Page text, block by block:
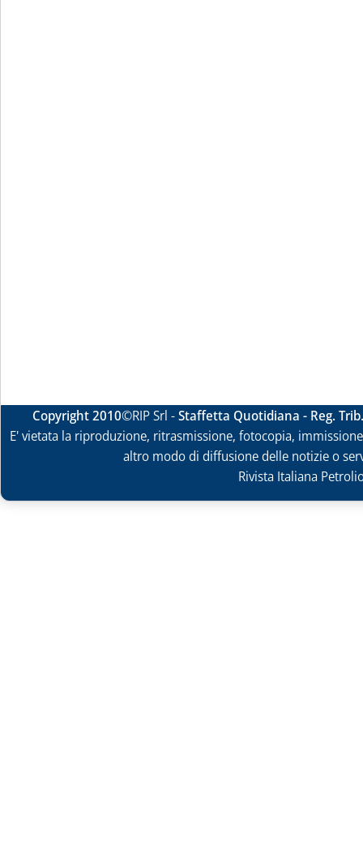
Copyright 2010©RIP Srl -Staffetta Quotidiana - Reg.
E' vietata la riproduzione, ritrasmissione, fotocopia,
altro modo di diffusione delle notizie o
Rivista Italiana